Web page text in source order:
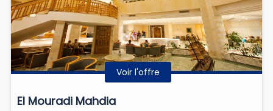
Voir l'offre
El Mouradi Mahdia